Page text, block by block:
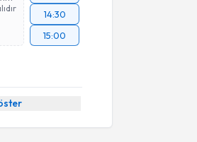
14:30
15:00